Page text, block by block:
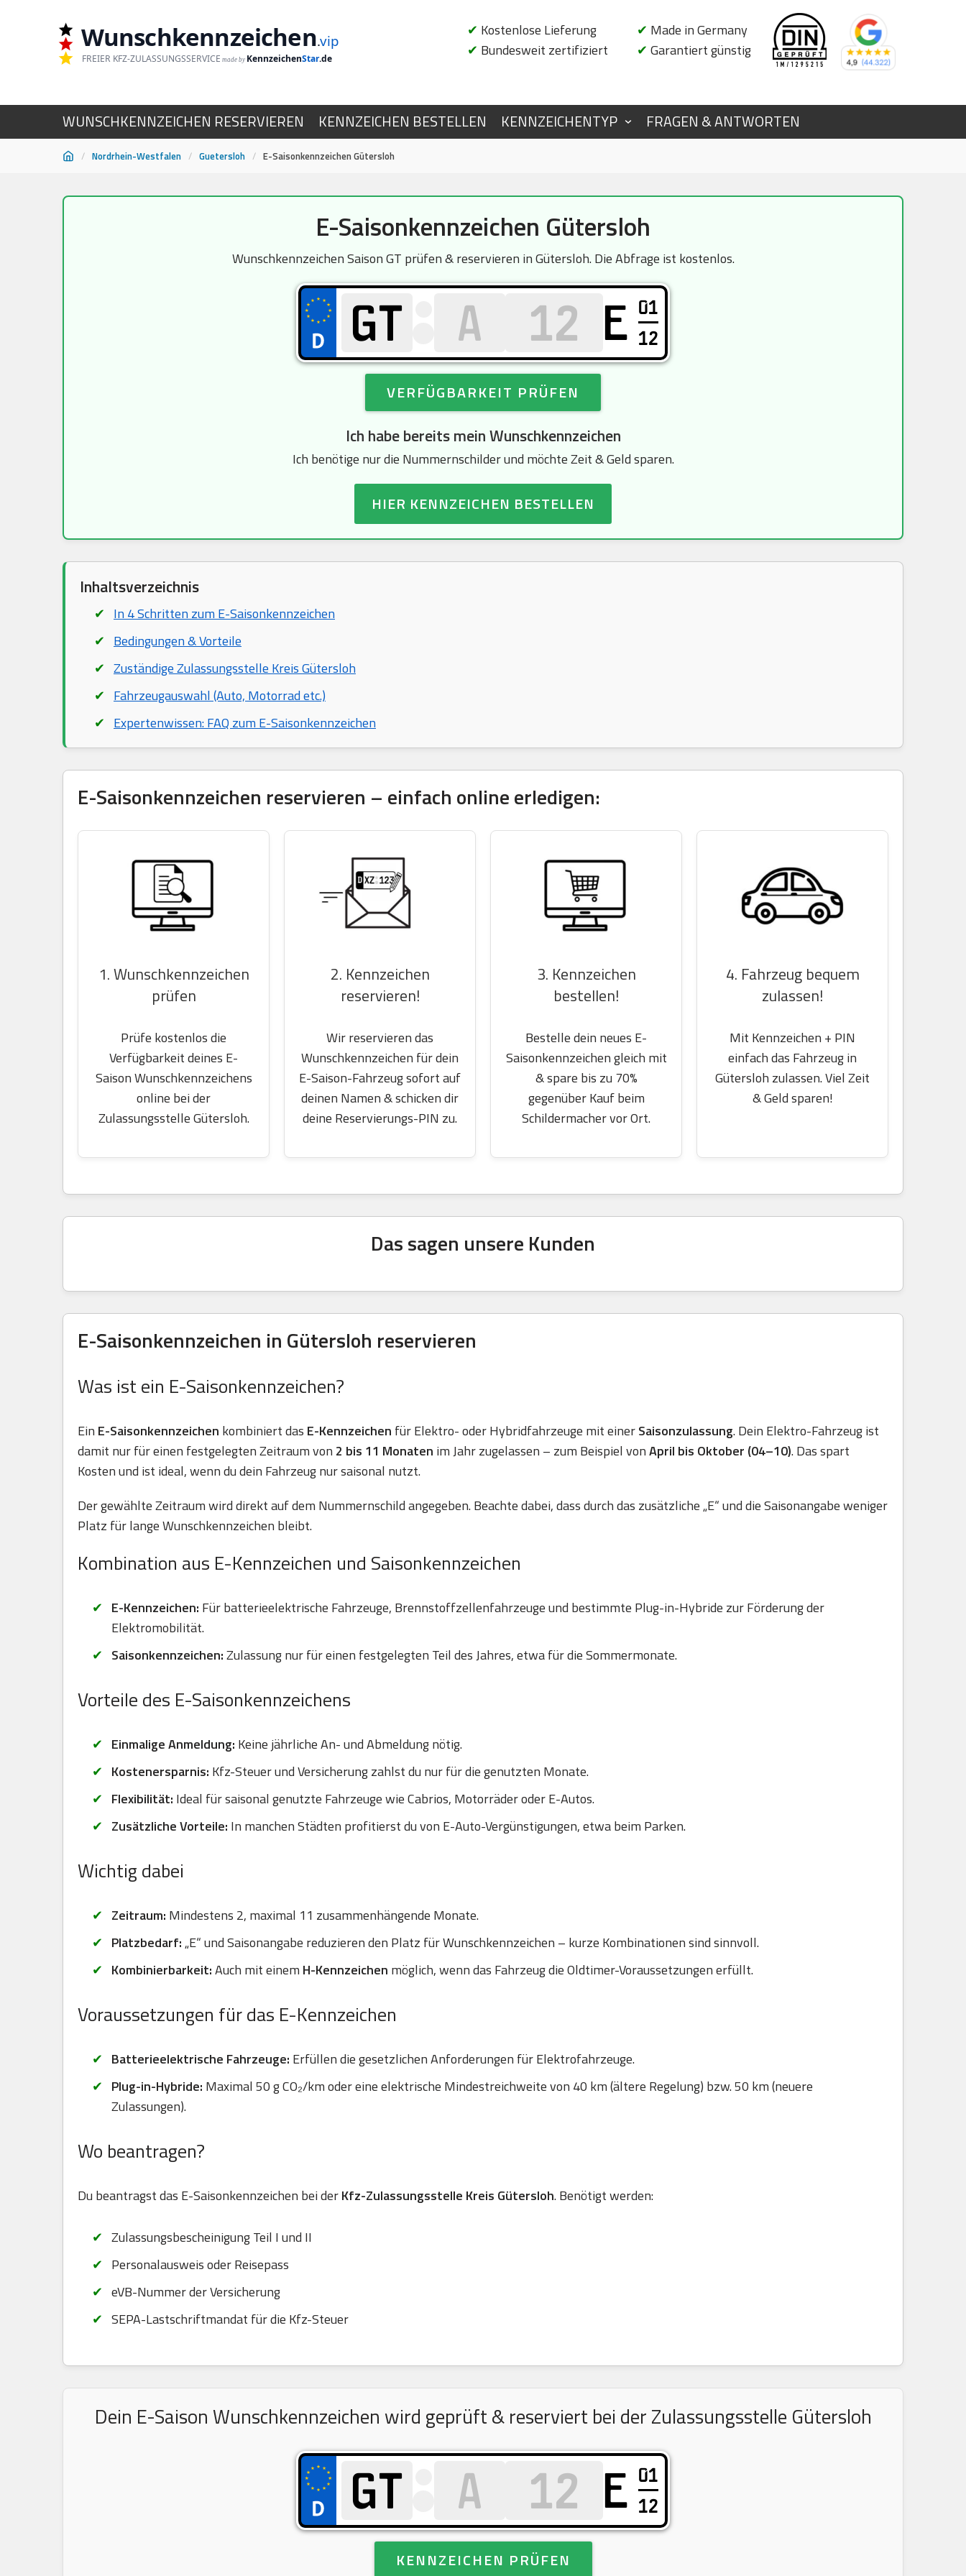
Wunschkennzeichen.vip
FREIER KFZ-ZULASSUNGSSERVICE made by KennzeichenStar.de
✔ Kostenlose Lieferung
✔ Bundesweit zertifiziert
✔ Made in Germany
✔ Garantiert günstig
WUNSCHKENNZEICHEN RESERVIEREN KENNZEICHEN BESTELLEN KENNZEICHENTYP FRAGEN & ANTWORTEN
/ Nordrhein-Westfalen / Guetersloh / E-Saisonkennzeichen Gütersloh
E-Saisonkennzeichen Gütersloh
Wunschkennzeichen Saison GT prüfen & reservieren in Gütersloh. Die Abfrage ist kostenlos.
E 01
12
VERFÜGBARKEIT PRÜFEN
Ich habe bereits mein Wunschkennzeichen
Ich benötige nur die Nummernschilder und möchte Zeit & Geld sparen.
HIER KENNZEICHEN BESTELLEN
Inhaltsverzeichnis
In 4 Schritten zum E-Saisonkennzeichen
Bedingungen & Vorteile
Zuständige Zulassungsstelle Kreis Gütersloh
Fahrzeugauswahl (Auto, Motorrad etc.)
Expertenwissen: FAQ zum E-Saisonkennzeichen
E-Saisonkennzeichen reservieren – einfach online erledigen:
1. Wunschkennzeichen
prüfen
Prüfe kostenlos die
Verfügbarkeit deines E-
Saison Wunschkennzeichens
online bei der
Zulassungsstelle Gütersloh.
2. Kennzeichen
reservieren!
Wir reservieren das
Wunschkennzeichen für dein
E-Saison-Fahrzeug sofort auf
deinen Namen & schicken dir
deine Reservierungs-PIN zu.
3. Kennzeichen
bestellen!
Bestelle dein neues E-
Saisonkennzeichen gleich mit
& spare bis zu 70%
gegenüber Kauf beim
Schildermacher vor Ort.
4. Fahrzeug bequem
zulassen!
Mit Kennzeichen + PIN
einfach das Fahrzeug in
Gütersloh zulassen. Viel Zeit
& Geld sparen!
Das sagen unsere Kunden
E-Saisonkennzeichen in Gütersloh reservieren
Was ist ein E-Saisonkennzeichen?
Ein E-Saisonkennzeichen kombiniert das E-Kennzeichen für Elektro- oder Hybridfahrzeuge mit einerSaisonzulassung. Dein Elektro-Fahrzeug ist
damit nur für einen festgelegten Zeitraum von 2 bis 11 Monaten im Jahr zugelassen – zum Beispiel vonApril bis Oktober (04–10). Das spart
Kosten und ist ideal, wenn du dein Fahrzeug nur saisonal nutzt.
Der gewählte Zeitraum wird direkt auf dem Nummernschild angegeben. Beachte dabei, dass durch das zusätzliche „E“ und die Saisonangabe weniger
Platz für lange Wunschkennzeichen bleibt.
Kombination aus E-Kennzeichen und Saisonkennzeichen
E-Kennzeichen: Für batterieelektrische Fahrzeuge, Brennstoffzellenfahrzeuge und bestimmte Plug-in-Hybride zur Förderung der
Elektromobilität.
Saisonkennzeichen:Zulassung nur für einen festgelegten Teil des Jahres, etwa für die Sommermonate.
Vorteile des E-Saisonkennzeichens
Einmalige Anmeldung: Keine jährliche An- und Abmeldung nötig.
Kostenersparnis: Kfz-Steuer und Versicherung zahlst du nur für die genutzten Monate.
Flexibilität: Ideal für saisonal genutzte Fahrzeuge wie Cabrios, Motorräder oder E-Autos.
Zusätzliche Vorteile: In manchen Städten profitierst du von E-Auto-Vergünstigungen, etwa beim Parken.
Wichtig dabei
Zeitraum: Mindestens 2, maximal 11 zusammenhängende Monate.
Platzbedarf:„E“ und Saisonangabe reduzieren den Platz für Wunschkennzeichen – kurze Kombinationen sind sinnvoll.
Kombinierbarkeit:Auch mit einem H-Kennzeichen möglich, wenn das Fahrzeug die Oldtimer-Voraussetzungen erfüllt.
Voraussetzungen für das E-Kennzeichen
Batterieelektrische Fahrzeuge: Erfüllen die gesetzlichen Anforderungen für Elektrofahrzeuge.
Plug-in-Hybride: Maximal 50 g CO₂/km oder eine elektrische Mindestreichweite von 40 km (ältere Regelung) bzw. 50 km (neuere
Zulassungen).
Wo beantragen?
Du beantragst das E-Saisonkennzeichen bei derKfz-Zulassungsstelle Kreis Gütersloh. Benötigt werden:
Zulassungsbescheinigung Teil I und II
Personalausweis oder Reisepass
eVB-Nummer der Versicherung
SEPA-Lastschriftmandat für die Kfz-Steuer
Dein E-Saison Wunschkennzeichen wird geprüft & reserviert bei der Zulassungsstelle Gütersloh
E 01
12
KENNZEICHEN PRÜFEN